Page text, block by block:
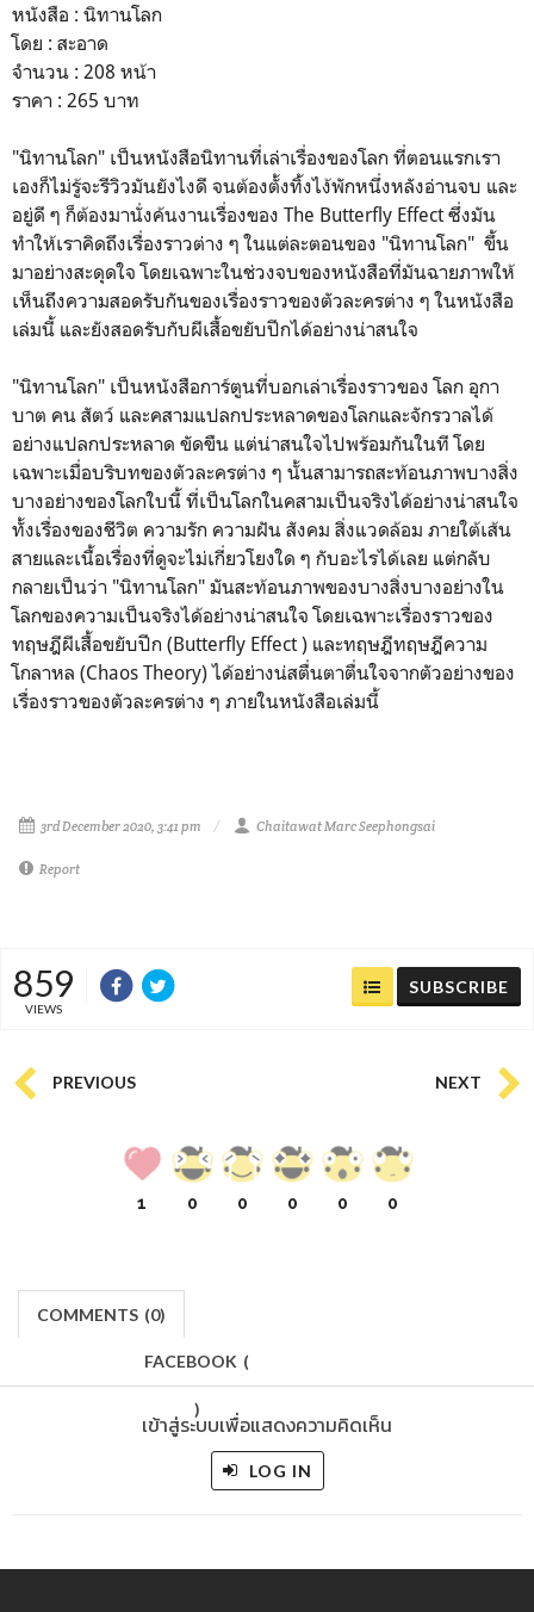
หนังสือ : นิทานโลก
โดย : สะอาด
จำนวน : 208 หน้า
ราคา : 265 บาท
"นิทานโลก" เป็นหนังสือนิทานที่เล่าเรื่องของโลก ที่ตอนแรกเรา
เองก็ไม่รู้จะรีวิวมันยังไงดี จนต้องตั้งทิ้งไง้พักหนึ่งหลังอ่านจบ และ
อยู่ดี ๆ ก็ต้องมานั่งค้นงานเรื่องของ The Butterfly Effect ซึ่งมัน
ทำให้เราคิดถึงเรื่องราวต่าง ๆ ในแต่ละตอนของ "นิทานโลก" ขึ้น
มาอย่างสะดุดใจ โดยเฉพาะในช่วงจบของหนังสือที่มันฉายภาพให้
เห็นถึงความสอดรับกันของเรื่องราวของตัวละครต่าง ๆ ในหนังสือ
เล่มนี้ และยังสอดรับกับผีเสื้อขยับปีกได้อย่างน่าสนใจ
"นิทานโลก" เป็นหนังสือการ์ตูนที่บอกเล่าเรื่องราวของ โลก อุกา
บาต คน สัตว์ และคสามแปลกประหลาดของโลกและจักรวาลได้
อย่างแปลกประหลาด ขัดขืน แต่น่าสนใจไปพร้อมกันในที โดย
เฉพาะเมื่อบริบทของตัวละครต่าง ๆ นั้นสามารถสะท้อนภาพบางสิ่ง
บางอย่างของโลกใบนี้ ที่เป็นโลกในคสามเป็นจริงได้อย่างน่าสนใจ
ทั้งเรื่องของชีวิต ความรัก ความฝัน สังคม สิ่งแวดล้อม ภายใต้เส้น
สายและเนื้อเรื่องที่ดูจะไม่เกี่ยวโยงใด ๆ กับอะไรได้เลย แต่กลับ
กลายเป็นว่า "นิทานโลก" มันสะท้อนภาพของบางสิ่งบางอย่างใน
โลกของความเป็นจริงได้อย่างน่าสนใจ โดยเฉพาะเรื่องราวของ
ทฤษฎีผีเสื้อขยับปีก (Butterfly Effect ) และทฤษฎีทฤษฎีความ
โกลาหล (Chaos Theory) ได้อย่างน่สตื่นตาตื่นใจจากตัวอย่างของ
เรื่องราวของตัวละครต่าง ๆ ภายในหนังสือเล่มนี้
3rd December 2020, 3:41 pm Chaitawat Marc Seephongsai
Report
859
VIEWS
SUBSCRIBE
PREVIOUS NEXT
1 0 0 0 0 0
COMMENTS (0)
FACEBOOK (
)
เข้าสู่ระบบเพื่อแสดงความคิดเห็น
LOG IN